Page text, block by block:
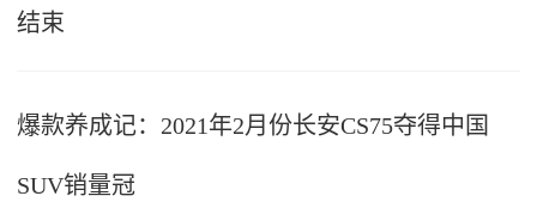
结束
爆款养成记：2021年2月份长安CS75夺得中国
SUV销量冠